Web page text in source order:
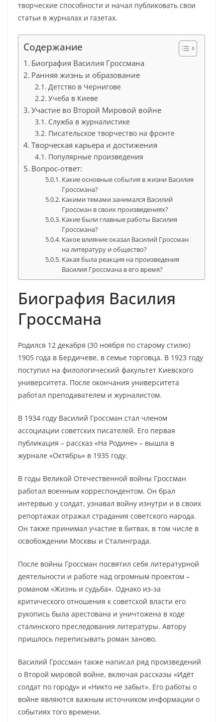
творческие способности и начал публиковать свои
статьи в журналах и газетах.
Содержание
Биография Василия Гроссмана
Ранняя жизнь и образование
Детство в Чернигове
Учеба в Киеве
Участие во Второй Мировой войне
Служба в журналистике
Писательское творчество на фронте
Творческая карьера и достижения
Популярные произведения
Вопрос-ответ:
Какие основные события в жизни Василия
Гроссмана?
Какими темами занимался Василий
Гроссман в своих произведениях?
Какие были главные работы Василия
Гроссмана?
Какое влияние оказал Василий Гроссман
на литературу и общество?
Какая была реакция на произведения
Василия Гроссмана в его время?
Биография Василия
Гроссмана
Родился 12 декабря (30 ноября по старому стилю)
1905 года в Бердичеве, в семье торговца. В 1923 году
поступил на филологический факультет Киевского
университета. После окончания университета
работал преподавателем и журналистом.
В 1934 году Василий Гроссман стал членом
ассоциации советских писателей. Его первая
публикация – рассказ «На Родине» – вышла в
журнале «Октябрь» в 1935 году.
В годы Великой Отечественной войны Гроссман
работал военным корреспондентом. Он брал
интервью у солдат, узнавал войну изнутри и в своих
репортажах отражал страдания советского народа.
Он также принимал участие в битвах, в том числе в
освобождении Москвы и Сталинграда.
После войны Гроссман посвятил себя литературной
деятельности и работе над огромным проектом –
романом «Жизнь и судьба». Однако из-за
критического отношения к советской власти его
рукопись была арестована и уничтожена в ходе
сталинского преследования литературы. Автору
пришлось переписывать роман заново.
Василий Гроссман также написал ряд произведений
о Второй мировой войне, включая рассказы «Идёт
солдат по городу» и «Никто не забыт». Его работы о
войне являются важным источником информации о
событиях того времени.